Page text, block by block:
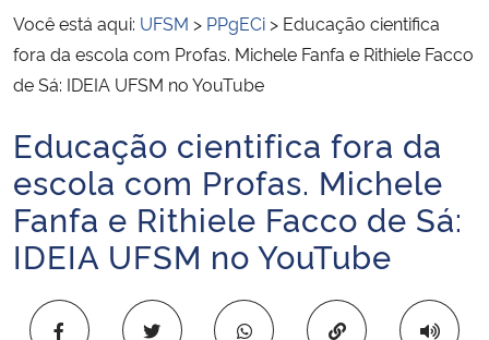
Ministério das Relações Exteriores
Ministério da Economia
Ministério da Infraestrutura
Ministério da Agricultura, Pecuária e Abastecimento
Ministério da Educação
Ministério da Cidadania
Você está aqui: UFSM > PPgECi > Educação cientifica
fora da escola com Profas. Michele Fanfa e Rithiele Facco
de Sá: IDEIA UFSM no YouTube
Início do conteúdo
Educação cientifica fora da
escola com Profas. Michele
Fanfa e Rithiele Facco de Sá:
IDEIA UFSM no YouTube
Copiar para área